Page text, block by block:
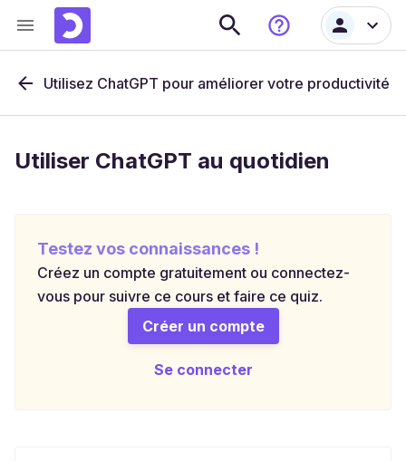
Utilisez ChatGPT pour améliorer votre productivité
Utiliser ChatGPT au quotidien
Testez vos connaissances !
Créez un compte gratuitement ou connectez-
vous pour suivre ce cours et faire ce quiz.
Créer un compte
Se connecter